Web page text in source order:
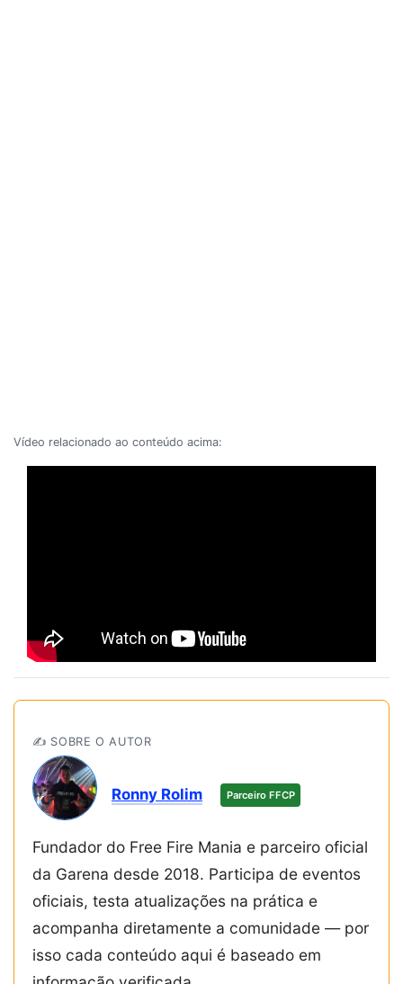
Vídeo relacionado ao conteúdo acima:
✍️ SOBRE O AUTOR
Ronny Rolim Parceiro FFCP
Fundador do Free Fire Mania e parceiro oficial
da Garena desde 2018. Participa de eventos
oficiais, testa atualizações na prática e
acompanha diretamente a comunidade — por
isso cada conteúdo aqui é baseado em